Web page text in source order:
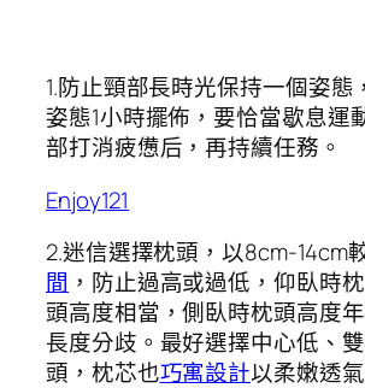
1.防止頸部長時光保持一個姿態
姿態1小時擺佈，要恰當歇息運
部打消疲憊后，再持續任務。
Enjoy121
2.迷信選擇枕頭，以8cm-14cm
間 ，防止過高或過低，仰臥時
頭高度相當，側臥時枕頭高度
長度分歧。最好選擇中心低、
頭，枕芯也巧寓設計以柔嫩透